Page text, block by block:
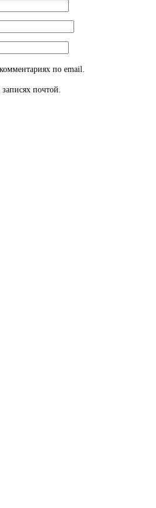
по email.
почтой.